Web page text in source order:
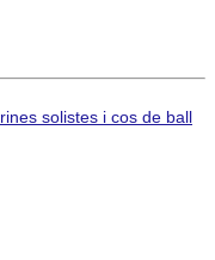
solistes i cos de ball